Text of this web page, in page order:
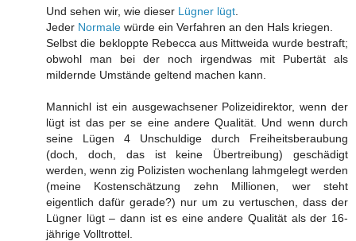
Und sehen wir, wie dieser Lügner lügt
Jeder Normale würde ein Verfahren an den Hals kriegen.
Selbst die bekloppte Rebecca aus Mittweida wurde bestraft;
obwohl man bei der noch irgendwas mit Pubertät als
mildernde Umstände geltend machen kann.
Mannichl ist ein ausgewachsener Polizeidirektor, wenn der
lügt ist das per se eine andere Qualität. Und wenn durch
seine Lügen 4 Unschuldige durch Freiheitsberaubung
(doch, doch, das ist keine Übertreibung) geschädigt
werden, wenn zig Polizisten wochenlang lahmgelegt werden
(meine Kostenschätzung zehn Millionen, wer steht
eigentlich dafür gerade?) nur um zu vertuschen, dass der
Lügner lügt – dann ist es eine andere Qualität als der 16-
jährige Volltrottel.